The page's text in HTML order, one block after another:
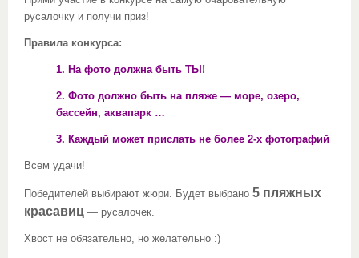
русалочку и получи приз!
Правила конкурса:
1. На фото должна быть ТЫ!
2. Фото должно быть на пляже — море, озеро,
бассейн, аквапарк …
3. Каждый может прислать не более 2-х фотографий
Всем удачи!
Победителей выбирают жюри. Будет выбрано 5 пляжных
красавиц — русалочек.
Хвост не обязательно, но желательно :)